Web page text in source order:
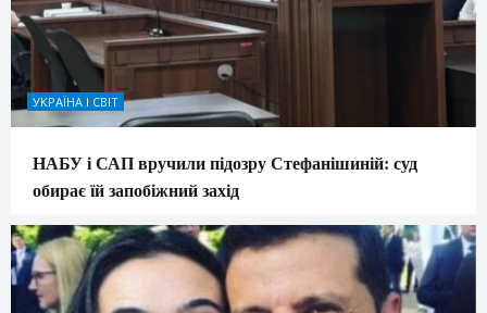
УКРАЇНА І СВІТ
НАБУ і САП вручили підозру Стефанішиній: суд
обирає їй запобіжний захід